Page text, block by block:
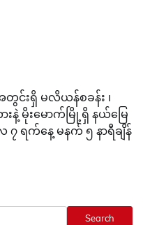
င်းရှိ မလိယန်စခန်း ၊
နဲ့ မိုးမောက်မြို့ရှိ နယ်မြေ
၇ ရက်နေ့ မနက် ၅ နာရီချိန်
Search